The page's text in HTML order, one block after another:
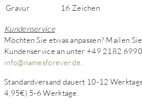
Gravur
16 Zeichen
Kundenservice
Möchten Sie etwas anpassen? Mailen
Kundenservice an unter +49 2182
info@namesforever.de
Standardversand dauert 10-12
4,95€) 5-6 Werktage.